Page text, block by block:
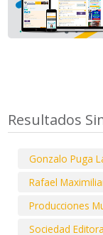
Resultados
Gonzalo Puga
Rafael
Producciones
Sociedad